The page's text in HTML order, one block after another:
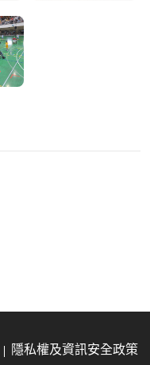
隱私權及資訊安全政策